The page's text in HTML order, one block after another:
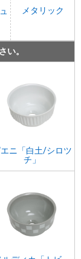
メタリック
い。
エニ「白土/シロツ
チ」